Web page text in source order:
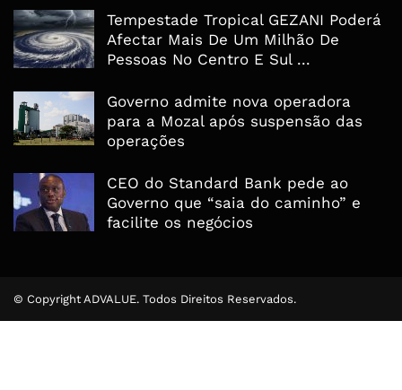
Tempestade Tropical GEZANI Poderá
Afectar Mais De Um Milhão De
Pessoas No Centro E Sul ...
Governo admite nova operadora
para a Mozal após suspensão das
operações
CEO do Standard Bank pede ao
Governo que “saia do caminho” e
facilite os negócios
© Copyright ADVALUE. Todos Direitos Reservados.